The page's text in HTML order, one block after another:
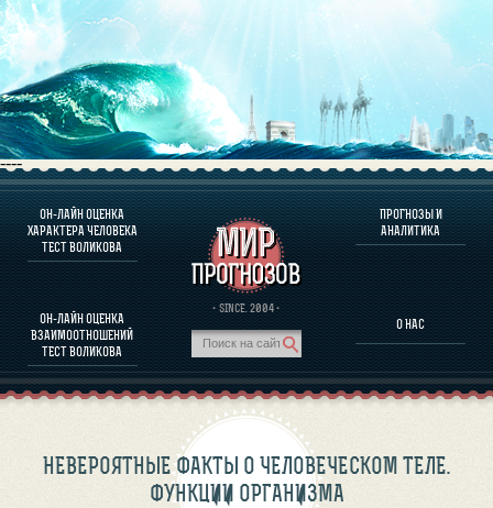
----
ОН-ЛАЙН ОЦЕНКА
ХАРАКТЕРА ЧЕЛОВЕКА
ТЕСТ ВОЛИКОВА
ОН-ЛАЙН ОЦЕНКА
ВЗАИМООТНОШЕНИЙ
ТЕСТ ВОЛИКОВА
· SINCE. 2004 ·
ПРОГНОЗЫ И
АНАЛИТИКА
О НАС
О ПРОГРАММЕ
ОЦЕНКА ХАРАКТЕРA ЧЕЛОВЕКА
ОЦЕНКА ХАРАКТЕРА ВЫДАЮЩИХСЯ ЛИЧНОСТЕЙ
О ПРОГРАММЕ
ПРОГНОЗЫ И АНАЛИТИКА
НЕВЕРОЯТНЫЕ ФАКТЫ О ЧЕЛОВЕЧЕСКОМ ТЕЛЕ.
ФУНКЦИИ ОРГАНИЗМА